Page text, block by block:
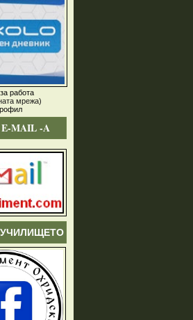
работа
мрежа)
MAIL -A